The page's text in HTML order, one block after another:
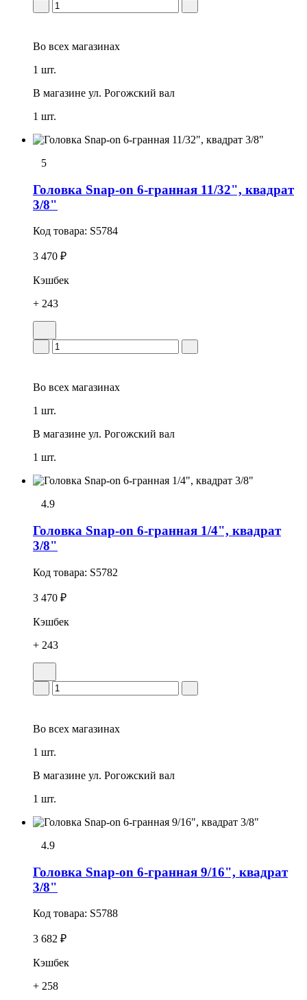
Во всех магазинах
1 шт.
В магазине ул. Рогожский вал
1 шт.
5
Головка Snap-on 6-гранная 11/32", квадрат
3/8"
Код товара: S5784
3 470 ₽
Кэшбек
+ 243
Во всех магазинах
1 шт.
В магазине ул. Рогожский вал
1 шт.
4.9
Головка Snap-on 6-гранная 1/4", квадрат
3/8"
Код товара: S5782
3 470 ₽
Кэшбек
+ 243
Во всех магазинах
1 шт.
В магазине ул. Рогожский вал
1 шт.
4.9
Головка Snap-on 6-гранная 9/16", квадрат
3/8"
Код товара: S5788
3 682 ₽
Кэшбек
+ 258